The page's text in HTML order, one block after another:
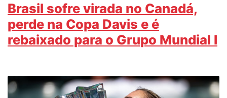
Brasil sofre virada no Canadá,
perde na Copa Davis e é
rebaixado para o Grupo Mundial I